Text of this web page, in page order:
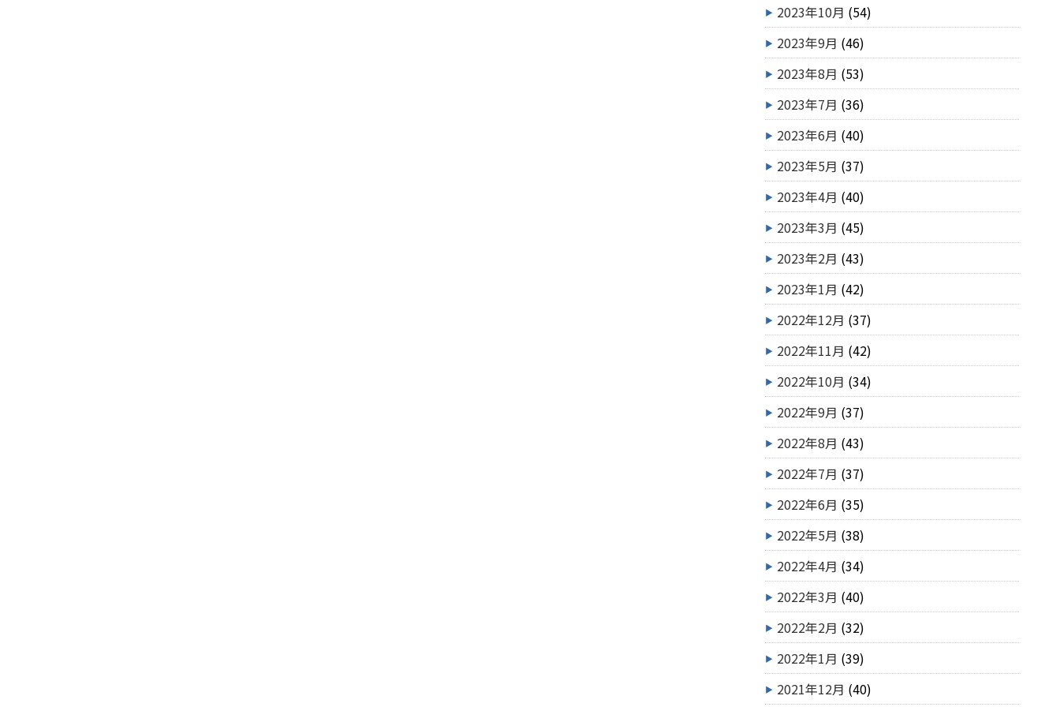
2023年10月 (54)
2023年9月 (46)
2023年8月 (53)
2023年7月 (36)
2023年6月 (40)
2023年5月 (37)
2023年4月 (40)
2023年3月 (45)
2023年2月 (43)
2023年1月 (42)
2022年12月 (37)
2022年11月 (42)
2022年10月 (34)
2022年9月 (37)
2022年8月 (43)
2022年7月 (37)
2022年6月 (35)
2022年5月 (38)
2022年4月 (34)
2022年3月 (40)
2022年2月 (32)
2022年1月 (39)
2021年12月 (40)